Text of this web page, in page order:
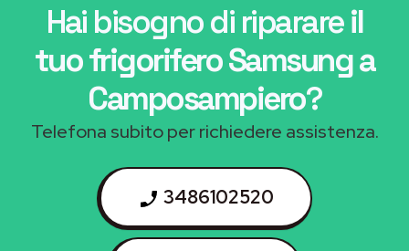
Hai bisogno di riparareil
tuo frigorifero Samsung a
Camposampiero?
Telefona subito per richiedere assistenza.
3486102520